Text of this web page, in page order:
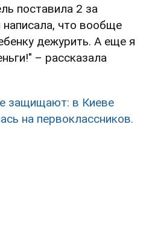
поставила 2 за
что вообще
дежурить. А еще я
– рассказала
защищают: в Киеве
на первоклассников.